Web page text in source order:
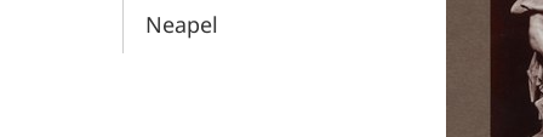
Neapel